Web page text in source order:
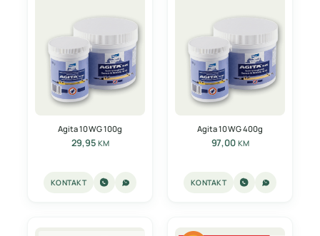
Agita 10 WG 100g
29,95 KM
KONTAKT
Agita 10 WG 400g
97,00 KM
KONTAKT